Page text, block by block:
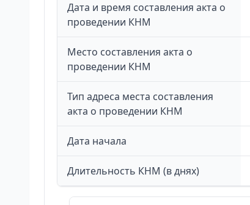
Дата и время составления акта о
проведении КНМ
Место составления акта о
проведении КНМ
Тип адреса места составления
акта о проведении КНМ
Дата начала
Длительность КНМ (в днях)